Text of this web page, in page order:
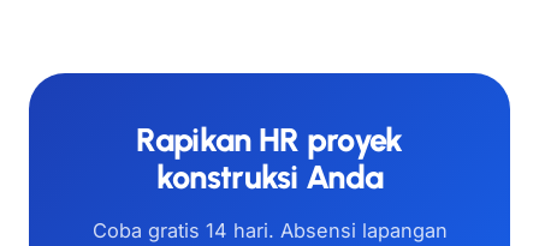
Rapikan HR proyek
konstruksi Anda
Coba gratis 14 hari. Absensi lapangan